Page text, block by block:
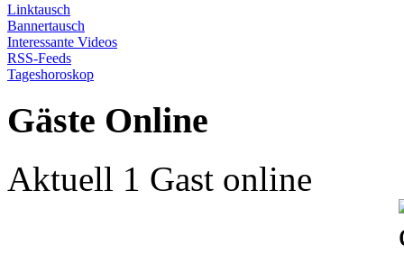
Linktausch
Bannertausch
Interessante Videos
RSS-Feeds
Tageshoroskop
Gäste Online
Aktuell 1 Gast online